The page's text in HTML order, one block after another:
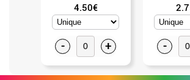
4.50€
- + -